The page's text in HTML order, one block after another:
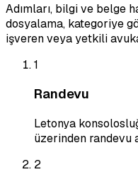
Adımları, bilgi ve belge
dosyalama, kategoriye
işveren veya yetkili
1
Randevu
Letonya
üzerinden randevu
2